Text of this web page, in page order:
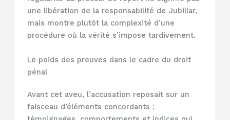
une libération de la responsabilité de Jubillar,
mais montre plutôt la complexité d’une
procédure où la vérité s’impose tardivement.
Le poids des preuves dans le cadre du droit
pénal
Avant cet aveu, l’accusation reposait sur un
faisceau d’éléments concordants :